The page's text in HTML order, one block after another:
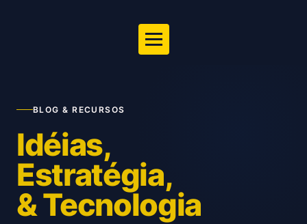
BLOG & RECURSOS
Idéias,
Estratégia,
& Tecnologia